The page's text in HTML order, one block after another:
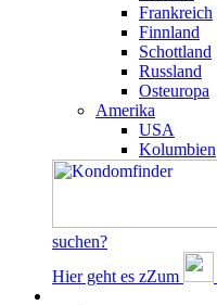
Frankreich
Finnland
Schottland
Russland
Osteuropa
Amerika
USA
Kolumbien
suchen?
Hier geht es zZum